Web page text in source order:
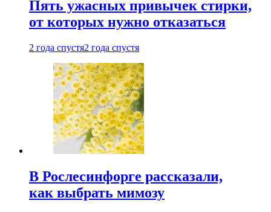
Пять ужасных привычек стирки,
от которых нужно отказаться
2 года спустя2 года спустя
В Рослесинфорге рассказали,
как выбрать мимозу